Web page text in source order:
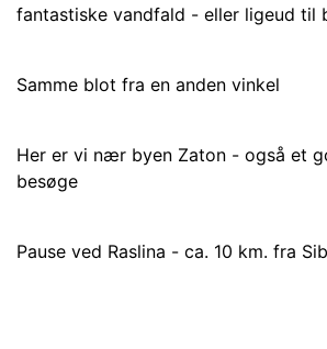
fantastiske vandfald - eller ligeud til
Samme blot fra en anden vinkel
Her er vi nær byen Zaton - også et
besøge
Pause ved Raslina - ca. 10 km. fra